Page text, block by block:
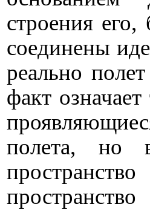
строения
соединены
реально
факт
полета, но